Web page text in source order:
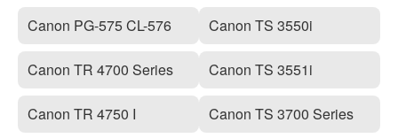
Canon PG-575 CL-576
Canon TR 4700 Series
Canon TR 4750 I
Canon TS 3550i
Canon TS 3551i
Canon TS 3700 Series